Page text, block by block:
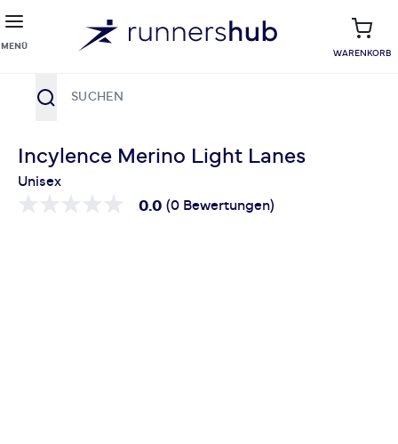
MENÜ
WARENKORB
Incylence Merino Light Lanes
Unisex
0.0 (0 Bewertungen)